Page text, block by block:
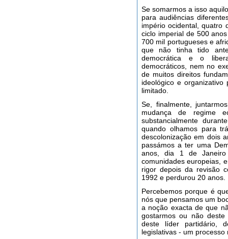
Se somarmos a isso
para audiências
império ocidental, quatro
ciclo imperial de 500
700 mil portugueses e
que não tinha tido
democrática e o
democráticos, nem no
de muitos direitos
ideológico e
limitado.
Se, finalmente,
mudança de regime
substancialmente
quando olhamos para
descolonização em dois
passámos a ter uma
anos, dia 1 de
comunidades europeias,
rigor depois da revisão
1992 e perdurou 20 anos.
Percebemos porque é
nós que pensamos um
a noção exacta de que
gostarmos ou não deste
deste líder partidário,
legislativas - um